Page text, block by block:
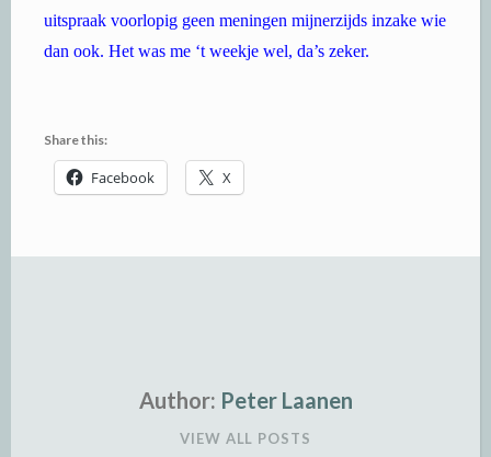
uitspraak voorlopig geen meningen mijnerzijds inzake wie
dan ook. Het was me ‘t weekje wel, da’s zeker.
Share this:
Facebook X
Author: Peter Laanen
VIEW ALL POSTS